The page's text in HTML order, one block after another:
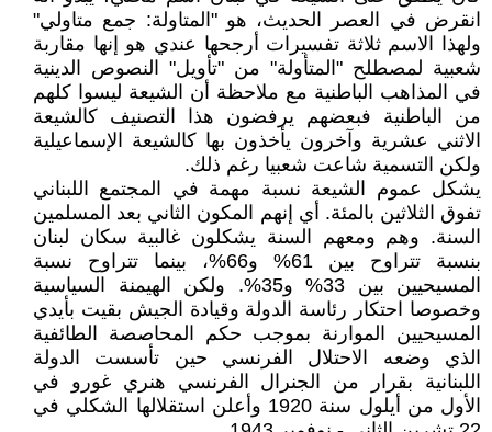
انقرض في العصر الحديث، هو "المتاولة: جمع متاولي"
ولهذا الاسم ثلاثة تفسيرات أرجحها عندي هو إنها مقاربة
شعبية لمصطلح "المتأولة" من "تأويل" النصوص الدينية
في المذاهب الباطنية مع ملاحظة أن الشيعة ليسوا كلهم
من الباطنية فبعضهم يرفضون هذا التصنيف كالشيعة
الاثني عشرية وآخرون يأخذون بها كالشيعة الإسماعيلية
ولكن التسمية شاعت شعبيا رغم ذلك.
يشكل عموم الشيعة نسبة مهمة في المجتمع اللبناني
تفوق الثلاثين بالمئة. أي إنهم المكون الثاني بعد المسلمين
السنة. وهم ومعهم السنة يشكلون غالبية سكان لبنان
بنسبة تتراوح بين 61% و66%، بينما تتراوح نسبة
المسيحيين بين 33% و35%. ولكن الهيمنة السياسية
وخصوصا احتكار رئاسة الدولة وقيادة الجيش بقيت بأيدي
المسيحيين الموارنة بموجب حكم المحاصصة الطائفية
الذي وضعه الاحتلال الفرنسي حين تأسست الدولة
اللبنانية بقرار من الجنرال الفرنسي هنري غورو في
الأول من أيلول سنة 1920 وأعلن استقلالها الشكلي في